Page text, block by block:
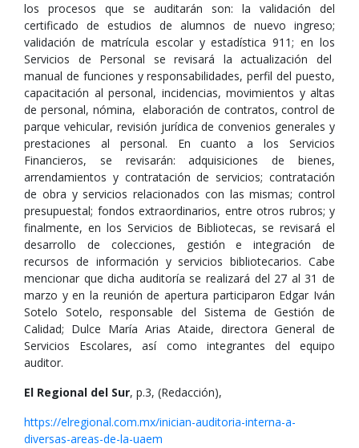
los procesos que se auditarán son: la validación del
certificado de estudios de alumnos de nuevo ingreso;
validación de matrícula escolar y estadística 911; en los
Servicios de Personal se revisará la actualización del
manual de funciones y responsabilidades, perfil del puesto,
capacitación al personal, incidencias, movimientos y altas
de personal, nómina, elaboración de contratos, control de
parque vehicular, revisión jurídica de convenios generales y
prestaciones al personal. En cuanto a los Servicios
Financieros, se revisarán: adquisiciones de bienes,
arrendamientos y contratación de servicios; contratación
de obra y servicios relacionados con las mismas; control
presupuestal; fondos extraordinarios, entre otros rubros; y
finalmente, en los Servicios de Bibliotecas, se revisará el
desarrollo de colecciones, gestión e integración de
recursos de información y servicios bibliotecarios. Cabe
mencionar que dicha auditoría se realizará del 27 al 31 de
marzo y en la reunión de apertura participaron Edgar Iván
Sotelo Sotelo, responsable del Sistema de Gestión de
Calidad; Dulce María Arias Ataide, directora General de
Servicios Escolares, así como integrantes del equipo
auditor.
El Regional del Sur, p.3, (Redacción),
https://elregional.com.mx/inician-auditoria-interna-a-
diversas-areas-de-la-uaem